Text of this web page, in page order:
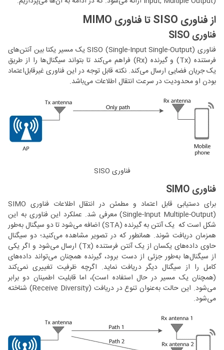
از فناوری SISO تا فناوری MIMO
فناوری SISO
فناوری SISO (Single-Input Single-Output) یک مسیر یکتا بین آنتن‌های
فرستنده (Tx) و گیرنده (Rx) فراهم می‌کند تا بتواند سیگنال‌ها را از طریق
یک جریان فضایی ارسال می‌کند. نکته قابل توجه در این فناوری غیرقابل‌اعتماد
بودن او محدودیت در سرعت انتقال اطلاعات می‌باشد.
فناوری SISO
فناوری SIMO
برای دستیابی قابل اعتماد و مطمئن در انتقال اطلاعات فناوری SIMO
(Single-Input Multiple-Output) معرفی شد. عملکرد این فناوری به این
شکل است که یک آنتن به گیرنده (STA) اضافه می‌شود تا دو سیگنال به‌طور
همزمان دریافت شوند. همانطور که در تصویر مشاهده می‌کنید؛ دو سیگنال
حاوی داده‌های یکسان از یک آنتن فرستنده (Tx) ارسال می‌شود و اگر یکی
از سیگنال‌ها به‌طور جزئی از دست برود، گیرنده همچنان می‌تواند داده‌های
کامل را از سیگنال دیگر دریافت نماید. اگرچه ظرفیت تغییری نمی‌کند
(همچنان یک مسیر در حال استفاده است)، اما قابلیت اطمینان دو برابر
می‌شود. این حالت به‌عنوان تنوع در دریافت (Receive Diversity) شناخته
می‌شود.